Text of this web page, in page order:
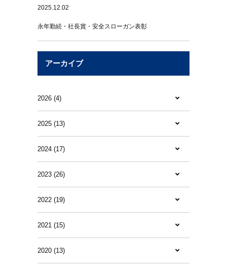
2025.12.02
永年勤続・社長賞・安全スローガン表彰
アーカイブ
2026 (4)
2025 (13)
2024 (17)
2023 (26)
2022 (19)
2021 (15)
2020 (13)